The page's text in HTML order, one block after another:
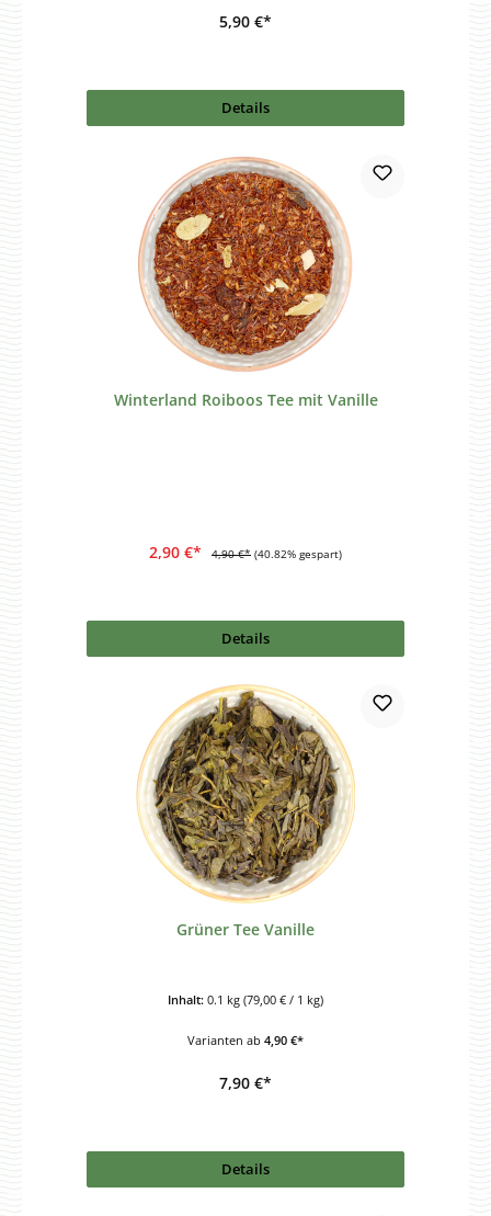
5,90 €*
Details
Winterland Roiboos Tee mit Vanille
2,90 €* 4,90 €* (40.82% gespart)
Details
Grüner Tee Vanille
Inhalt: 0.1 kg (79,00 € / 1 kg)
Varianten ab 4,90 €*
7,90 €*
Details